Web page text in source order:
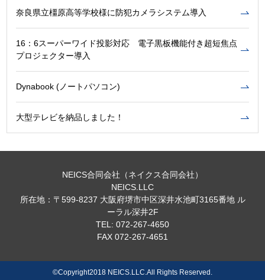
奈良県立橿原高等学校様に防犯カメラシステム導入
16：6スーパーワイド投影対応 電子黒板機能付き超短焦点
プロジェクター導入
Dynabook (ノートパソコン)
大型テレビを納品しました！
NEICS合同会社（ネイクス合同会社）
NEICS.LLC
所在地：〒599-8237 大阪府堺市中区深井水池町3165番地 ル
ーラル深井2F
TEL: 072-267-4650
FAX 072-267-4651
©Copyright2018 NEICS.LLC.All Rights Reserved.